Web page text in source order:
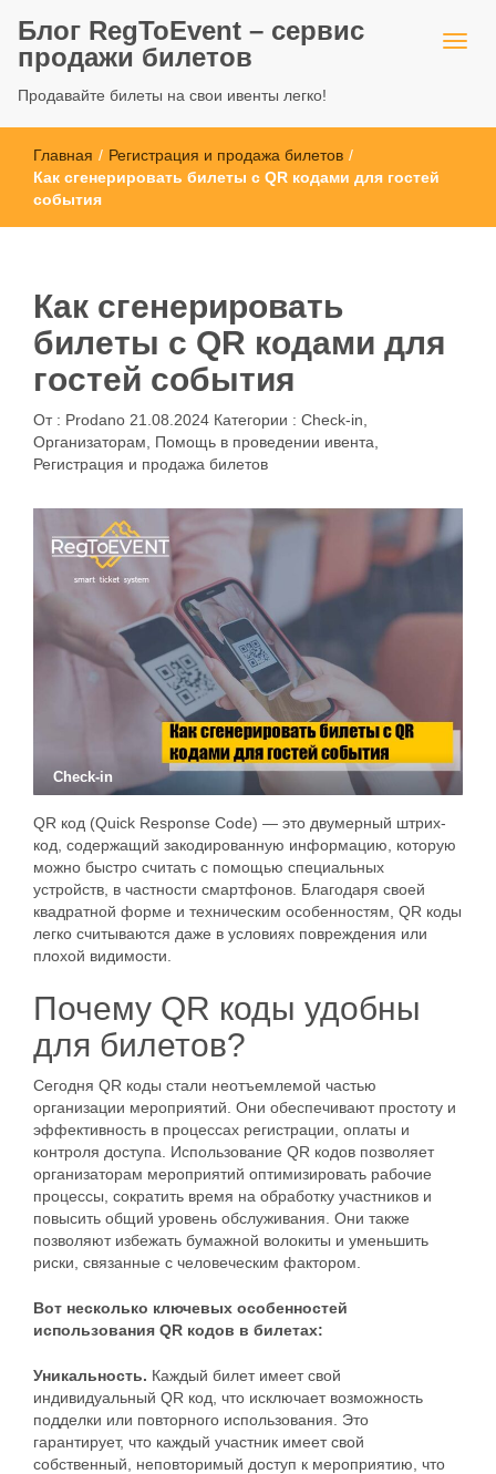
Блог RegToEvent – сервис
продажи билетов
Продавайте билеты на свои ивенты легко!
Главная / Регистрация и продажа билетов /
Как сгенерировать билеты с QR кодами для гостей
события
Как сгенерировать
билеты с QR кодами для
гостей события
От : Prodano 21.08.2024 Категории : Check-in
Организаторам
Помощь в проведении ивента
Регистрация и продажа билетов
Check-in
QR код (Quick Response Code) — это двумерный штрих-
код, содержащий закодированную информацию, которую
можно быстро считать с помощью специальных
устройств, в частности смартфонов. Благодаря своей
квадратной форме и техническим особенностям, QR коды
легко считываются даже в условиях повреждения или
плохой видимости.
Почему QR коды удобны
для билетов?
Сегодня QR коды стали неотъемлемой частью
организации мероприятий. Они обеспечивают простоту и
эффективность в процессах регистрации, оплаты и
контроля доступа. Использование QR кодов позволяет
организаторам мероприятий оптимизировать рабочие
процессы, сократить время на обработку участников и
повысить общий уровень обслуживания. Они также
позволяют избежать бумажной волокиты и уменьшить
риски, связанные с человеческим фактором.
Вот несколько ключевых особенностей
использования QR кодов в билетах:
Уникальность. Каждый билет имеет свой
индивидуальный QR код, что исключает возможность
подделки или повторного использования. Это
гарантирует, что каждый участник имеет свой
собственный, неповторимый доступ к мероприятию, что